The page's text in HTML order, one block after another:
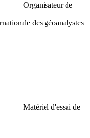
Organisateur de
des géoanalystes
Matériel d'essai de